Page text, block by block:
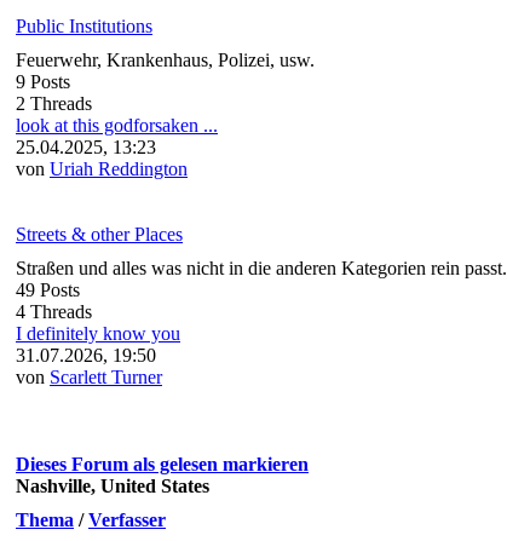
Public Institutions
Feuerwehr, Krankenhaus, Polizei, usw.
9 Posts
2 Threads
look at this godforsaken ...
25.04.2025, 13:23
von Uriah Reddington
Streets & other Places
Straßen und alles was nicht in die anderen Kategorien rein passt.
49 Posts
4 Threads
I definitely know you
31.07.2026, 19:50
von Scarlett Turner
Dieses Forum als gelesen markieren
Nashville, United States
Thema /Verfasser